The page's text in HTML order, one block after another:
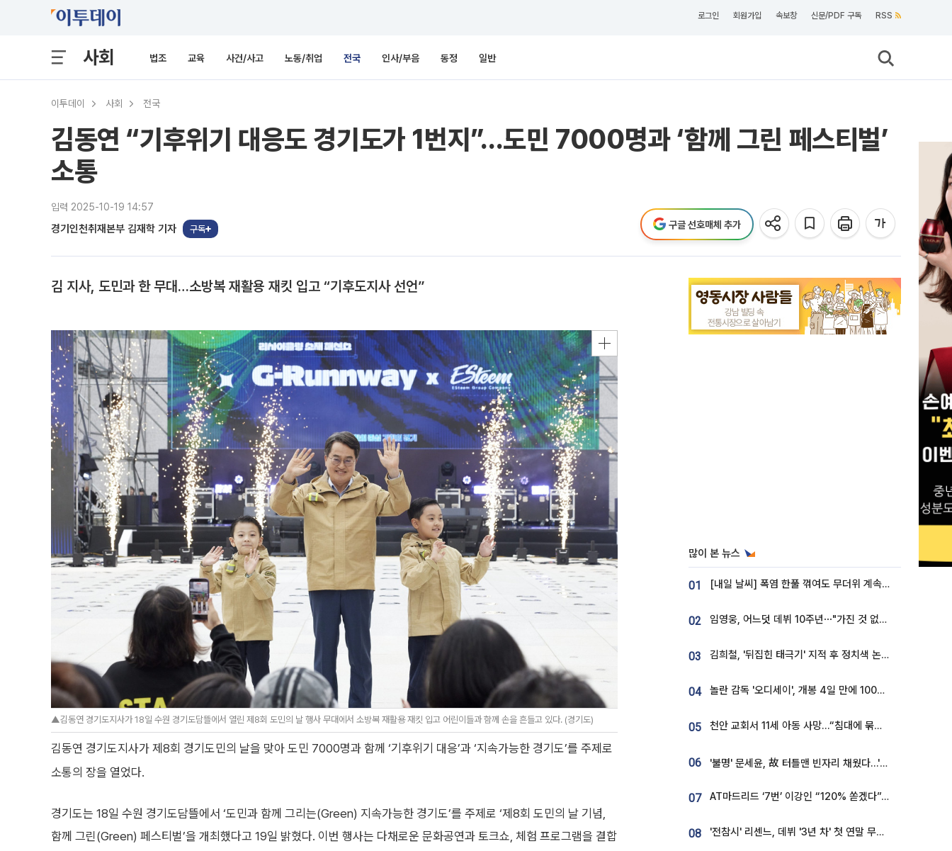
로그인 회원가입 속보창 신문/PDF 구독 RSS
사회 법조 교육 사건/사고 노동/취업 전국 인사/부음 동정 일반
이투데이 사회 전국
김동연 “기후위기 대응도 경기도가 1번지”…도민 7000명과 ‘함께 그린 페스티벌’
소통
입력 2025-10-19 14:57
경기인천취재본부 김재학 기자 구독 구글 선호매체 추가
김 지사, 도민과 한 무대…소방복 재활용 재킷 입고 “기후도지사 선언”
▲김동연 경기도지사가 18일 수원 경기도담뜰에서 열린 제8회 도민의 날 행사 무대에서 소방복 재활용 재킷 입고 어린이들과 함께 손을 흔들고 있다. (경기도)
김동연 경기도지사가 제8회 경기도민의 날을 맞아 도민 7000명과 함께 ‘기후위기 대응’과 ‘지속가능한 경기도’를 주제로
소통의 장을 열었다.
경기도는 18일 수원 경기도담뜰에서 ‘도민과 함께 그리는(Green) 지속가능한 경기도’를 주제로 ‘제8회 도민의 날 기념,
함께 그린(Green) 페스티벌’을 개최했다고 19일 밝혔다. 이번 행사는 다채로운 문화공연과 토크쇼, 체험 프로그램을 결합
많이 본 뉴스
01 [내일 날씨] 폭염 한풀 꺾여도 무더위 계속⋯동해안 이틀 연속 비
02 임영웅, 어느덧 데뷔 10주년⋯"가진 것 없던 시절, 내 앞엔 20명의 팬뿐"
03 김희철, '뒤집힌 태극기' 지적 후 정치색 논란…"좌우 떠나 우리나라 국기"
04 놀란 감독 '오디세이', 개봉 4일 만에 100만 돌파⋯'왕사남' 보다 빠르다
05 천안 교회서 11세 아동 사망…“침대에 묶여 있었다” 진술 확보
06 '불명' 문세윤, 故 터틀맨 빈자리 채웠다…'거북이' 눈물의 최종 우승
07 AT마드리드 ‘7번’ 이강인 “120% 쏟겠다”⋯시메오네 감독 “필요한 선수”
08 '전참시' 리센느, 데뷔 '3년 차' 첫 연말 무대 오른다⋯"그동안 섭외 안 와"